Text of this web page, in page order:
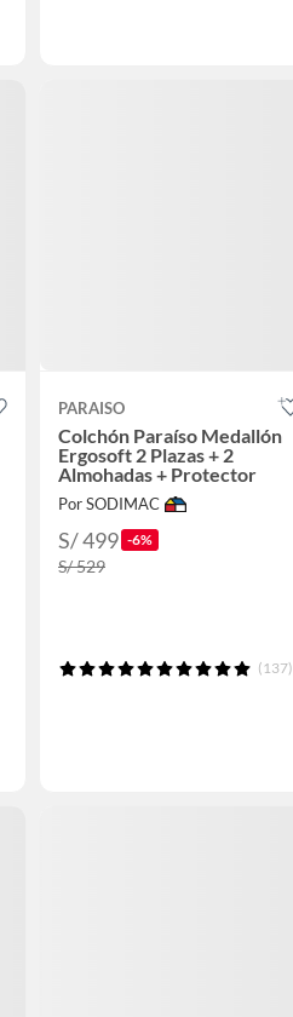
PARAISO
Colchón Paraíso Medallón
Ergosoft 2 Plazas + 2
Almohadas + Protector
Por SODIMAC
S/ 499 -6%
S/ 529
(137)